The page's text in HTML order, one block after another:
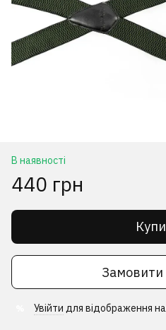
В наявності
440 грн
Увійти для відображення